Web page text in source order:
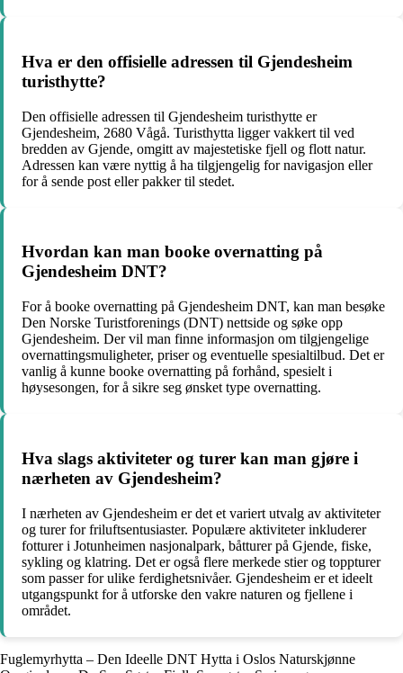
Hva er den offisielle adressen til Gjendesheim
turisthytte?
Den offisielle adressen til Gjendesheim turisthytte er
Gjendesheim, 2680 Vågå. Turisthytta ligger vakkert til ved
bredden av Gjende, omgitt av majestetiske fjell og flott natur.
Adressen kan være nyttig å ha tilgjengelig for navigasjon eller
for å sende post eller pakker til stedet.
Hvordan kan man booke overnatting på
Gjendesheim DNT?
For å booke overnatting på Gjendesheim DNT, kan man besøke
Den Norske Turistforenings (DNT) nettside og søke opp
Gjendesheim. Der vil man finne informasjon om tilgjengelige
overnattingsmuligheter, priser og eventuelle spesialtilbud. Det er
vanlig å kunne booke overnatting på forhånd, spesielt i
høysesongen, for å sikre seg ønsket type overnatting.
Hva slags aktiviteter og turer kan man gjøre i
nærheten av Gjendesheim?
I nærheten av Gjendesheim er det et variert utvalg av aktiviteter
og turer for friluftsentusiaster. Populære aktiviteter inkluderer
fotturer i Jotunheimen nasjonalpark, båtturer på Gjende, fiske,
sykling og klatring. Det er også flere merkede stier og toppturer
som passer for ulike ferdighetsnivåer. Gjendesheim er et ideelt
utgangspunkt for å utforske den vakre naturen og fjellene i
området.
Fuglemyrhytta – Den Ideelle DNT Hytta i Oslos Naturskjønne